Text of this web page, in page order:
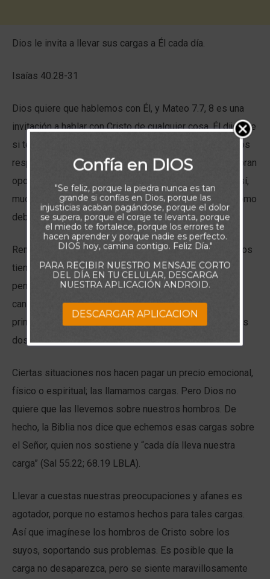
Dios le invita a llevar sus cargas a Él cada día.
Isaías 40.28-31
Dios quiere que hablemos con Él, y Mateo 7.7, 8 es una
invitación a hablar con Cristo de cualquier cosa. Él dijo que
si tenemos una necesidad, debemos pedir; si buscamos
respuestas, las encontraremos; si queremos que se abran
oportunidades, Él responderá cuando llamemos. Aun así,
muchos de nosotros no pasamos tiempo en oración como
deberíamos.
Renunciar a la oración puede ser costoso. Si no pasamos
tiempo con el Señor, podríamos encontrarnos en una
pendiente resbaladiza, deslizándonos a través del
cansancio, el desánimo y la duda. Hoy vamos a ver el
primero de estos. Mañana podremos examinar los otros
dos.
Ciertas situaciones nos hacen pagar un precio emocional,
físico o espiritual; las llamamos cargas. Pero Dios no
quiere que las llevemos sobre nuestros hombros. De
hecho, la Biblia nos dice que echemos esas cargas sobre
el Señor, quien nos sostiene y “cada día lleva nuestra
carga” (Sal 55.22; 68.19 LBLA).
Llevar a cuestas nuestras preocupaciones y afanes es
agotador, porque no estamos hechos para tales cargas.
Así que imagínese los hombros de Cristo sobre los
suyos, soportando sus problemas. Es posible que la
carga no desaparezca, pero se siente maravillosamente
Confía en DIOS
"Se feliz, porque la piedra nunca es tan
grande si confías en Dios, porque las
injusticias acaban pagándose, porque el dolor
se supera, porque el coraje te levanta, porque
el miedo te fortalece, porque los errores te
hacen aprender y porque nadie es perfecto.
DIOS hoy, camina contigo. Feliz Día."
PARA RECIBIR NUESTRO MENSAJE CORTO
DEL DÍA EN TU CELULAR, DESCARGA
NUESTRA APLICACIÓN ANDROID.
DESCARGAR APLICACION